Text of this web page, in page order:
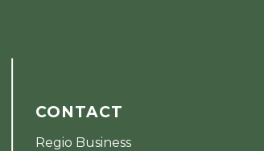
CONTACT
Regio Business